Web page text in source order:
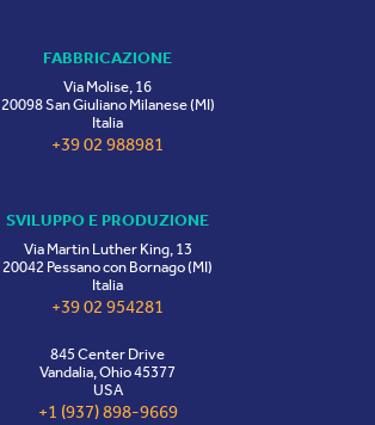
FABBRICAZIONE
Via Molise, 16
20098 San Giuliano Milanese (MI)
Italia
+39 02 988981
SVILUPPO E PRODUZIONE
Via Martin Luther King, 13
20042 Pessano con Bornago (MI)
Italia
+39 02 954281
845 Center Drive
Vandalia, Ohio 45377
USA
+1 (937) 898-9669